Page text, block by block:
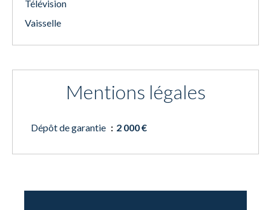
Télévision
Vaisselle
Mentions légales
Dépôt de garantie 2 000 €